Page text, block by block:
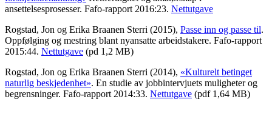
ansettelsesprosesser. Fafo-rapport 2016:23. Nettutgave
Rogstad, Jon og Erika Braanen Sterri (2015), Passe inn og passe til.
Oppfølging og mestring blant nyansatte arbeidstakere. Fafo-rapport
2015:44. Nettutgave (pd 1,2 MB)
Rogstad, Jon og Erika Braanen Sterri (2014), «Kulturelt betinget
naturlig beskjedenhet». En studie av jobbintervjuets muligheter og
begrensninger. Fafo-rapport 2014:33. Nettutgave (pdf 1,64 MB)